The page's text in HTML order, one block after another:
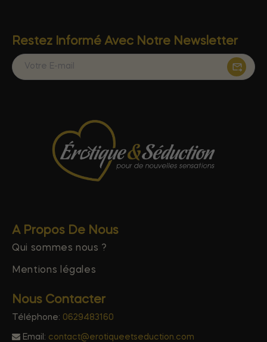
Restez Informé Avec Notre Newsletter
A Propos De Nous
Qui sommes nous ?
Mentions légales
Nous Contacter
Téléphone: 0629483160
Email: contact@erotiqueetseduction.com